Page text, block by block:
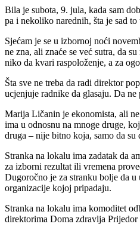
Bila je subota, 9. jula, kada sam
pa i nekoliko narednih, šta je sad
Sjećam je se u izbornoj noći
ne zna, ali znaće se već sutra, da
niko da kvari raspoloženje, a za
Šta sve ne treba da radi direktor
ucjenjuje radnike da glasaju. Da
Marija Ličanin je ekonomista, ali
ima u odnosnu na mnoge druge,
druga – nije bitno koja, samo da
Stranka na lokalu ima zadatak da
za izborni rezultat ili vremena
Dugoročno je za stranku bolje da
organizacije kojoj pripadaju.
Stranka na lokalu ima komoditet
direktorima Doma zdravlja